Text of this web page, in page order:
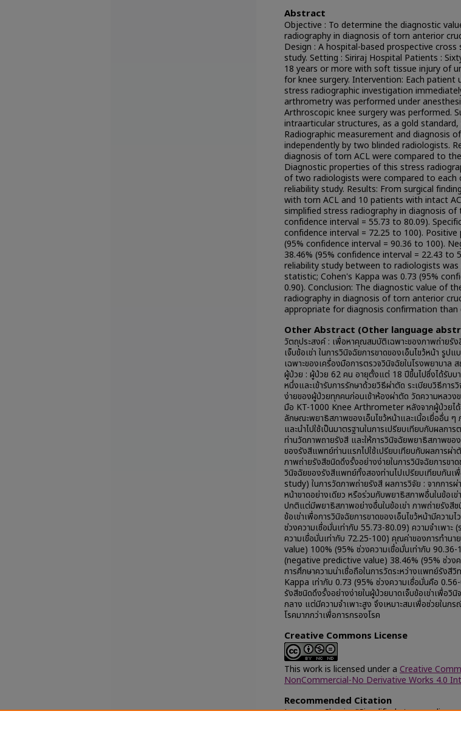
Abstract
Objective : To determine the diagnostic
radiography in diagnosis of torn anterior
Design : A hospital-based prospective
study. Setting : Siriraj Hospital Patients :
18 years or more with soft tissue injury of
for knee surgery. Intervention: Each patient
stress radiographic investigation
arthrometry was performed under
Arthroscopic knee surgery was performed.
intraarticular structures, as a gold standard,
Radiographic measurement and diagnosis
independently by two blinded radiologists.
diagnosis of torn ACL were compared to
Diagnostic properties of this stress
of two radiologists were compared to
reliability study. Results: From surgical
with torn ACL and 10 patients with intact
simplified stress radiography in diagnosis of
confidence interval = 55.73 to 80.09).
confidence interval = 72.25 to 100). Positive
(95% confidence interval = 90.36 to 100).
38.46% (95% confidence interval = 22.43 to
reliability study between to radiologists was
statistic; Cohen's Kappa was 0.73 (95%
0.90). Conclusion: The diagnostic value of
radiography in diagnosis of torn anterior
appropriate for diagnosis confirmation than
Other Abstract (Other language
วัตถุประสงค์ : เพื่อหาคุณสมบัติเฉพาะของภาพถ่ายรั
เจ็บข้อเข่า ในการวินิจฉัยการขาดของเอ็นไขว้หน้า รู
เฉพาะของเครื่องมือการตรวจวินิจฉัยในโรงพยาบาล
ผู้ป่วย : ผู้ป่วย 62 คน อายุตั้งแต่ 18 ปีขึ้นไปซึ่งได้รับบา
หนึ่งและเข้ารับการรักษาด้วยวิธีผ่าตัด ระเบียบวิธีกา
ง่ายของผู้ป่วยทุกคนก่อนเข้าห้องผ่าตัด วัดความหลวง
มือ KT-1000 Knee Arthrometer หลังจากผู้ป่วยได้
ลักษณะพยาธิสภาพของเอ็นไขว้หน้าและเนิ้อเยื่ออื่น ๆ
และนำไปใช้เป็นมาตรฐานในการเปรียบเทียบกับผลก
ท่านวัดภาพถายรังสี และให้การวินิจฉัยพยาธิสภาพของ
ของรังสีแพทย์ท่านแรกไปใช้เปรียบเทียบกับผลการผ่
ภาพถ่ายรังสีชนิดดึงรั้งอย่างง่ายในการวินิจฉัยการขา
วินิจฉัยของรังสีแพทย์ทั้งสองท่านไปเปรียบเทียบกันเ
study) ในการวัดภาพถ่ายรังสี ผลการวิจัย : จากการ
หน้าขาดอย่างเดียว หรือร่วมกับพยาธิสภาพอื่นในข้อเข่
ปกติแต่มีพยาธิสภาพอย่างอื่นในข้อเข่า ภาพถ่ายรังสีช
ข้อเข่าเพื่อการวินิจฉัยการขาดของเอ็นไขว้หน้ามีควา
ช่วงความเชื่อมั่นเท่ากับ 55.73-80.09) ความจำเพา
ความเขื่อมั่นเท่ากับ 72.25-100) คุณค่าของการทำน
value) 100% (95% ช่วงความเขื่อมั่นเท่ากับ
(negative predictive value) 38.46% (95% ช่วง
การศึกษาความน่าเชื่อถือในการวัดระหว่างแพทย์รังสี
Kappa เท่ากับ 0.73 (95% ช่วงความเชื่อมั่นคือ
รังสีชนิดดึงรั้งอย่างง่ายในผู้ป่วยบาดเจ็บข้อเข่าเพื่อวินิ
กลาง แต่มีความจำเพาะสูง จึงเหมาะสมเพื่อช่วยในก
โรคมากกว่าเพื่อการกรองโรค
Creative Commons License
This work is licensed under a Creative
NonCommercial-No Derivative Works 4.0
Recommended Citation
Lamsam, Chanin, "Simplified stress